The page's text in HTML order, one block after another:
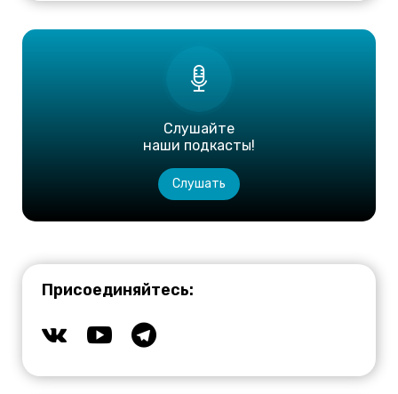
Слушайте
наши подкасты!
Слушать
Присоединяйтесь: